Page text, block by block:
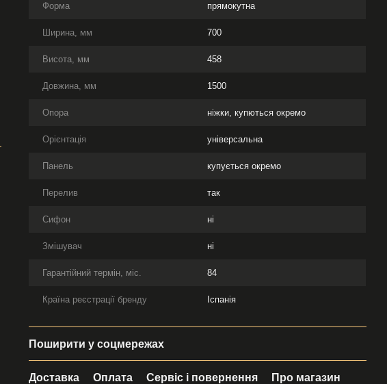
Форма прямокутна
Ширина, мм 700
Висота, мм 458
Довжина, мм 1500
Опора ніжки, купються окремо
Орієнтація універсальна
Панель купується окремо
Перелив так
Сифон ні
Змішувач ні
Гарантійний термін, міс. 84
Країна реєстрації бренду Іспанія
Поширити у соцмережах
Доставка Оплата Сервіс і повернення Про магазин